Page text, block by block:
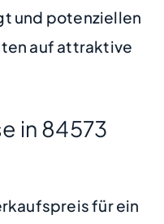
und potenziellen
auf attraktive
in 84573
für ein